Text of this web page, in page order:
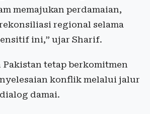
memajukan perdamaian,
regional selama
ini,” ujar Sharif.
Pakistan tetap berkomitmen
konflik melalui jalur
damai.